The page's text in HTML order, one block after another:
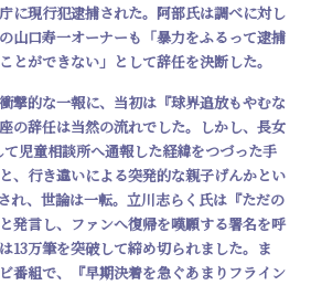
に現行犯逮捕された。阿部氏は調べに対し
山口寿一オーナーも「暴力をふるって逮捕
とができない」として辞任を決断した。
撃的な一報に、当初は『球界追放もやむな
の辞任は当然の流れでした。しかし、長女
児童相談所へ通報した経緯をつづった手
、行き違いによる突発的な親子げんかとい
れ、世論は一転。立川志らく氏は『ただの
発言し、ファンへ復帰を嘆願する署名を呼
13万筆を突破して締め切られました。ま
番組で、『早期決着を急ぐあまりフライン